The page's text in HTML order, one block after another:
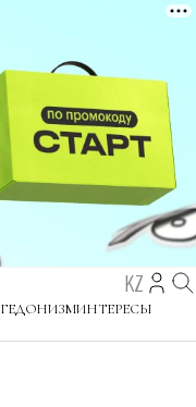
KZ
ГЕДОНИЗМИНТЕРЕСЫ